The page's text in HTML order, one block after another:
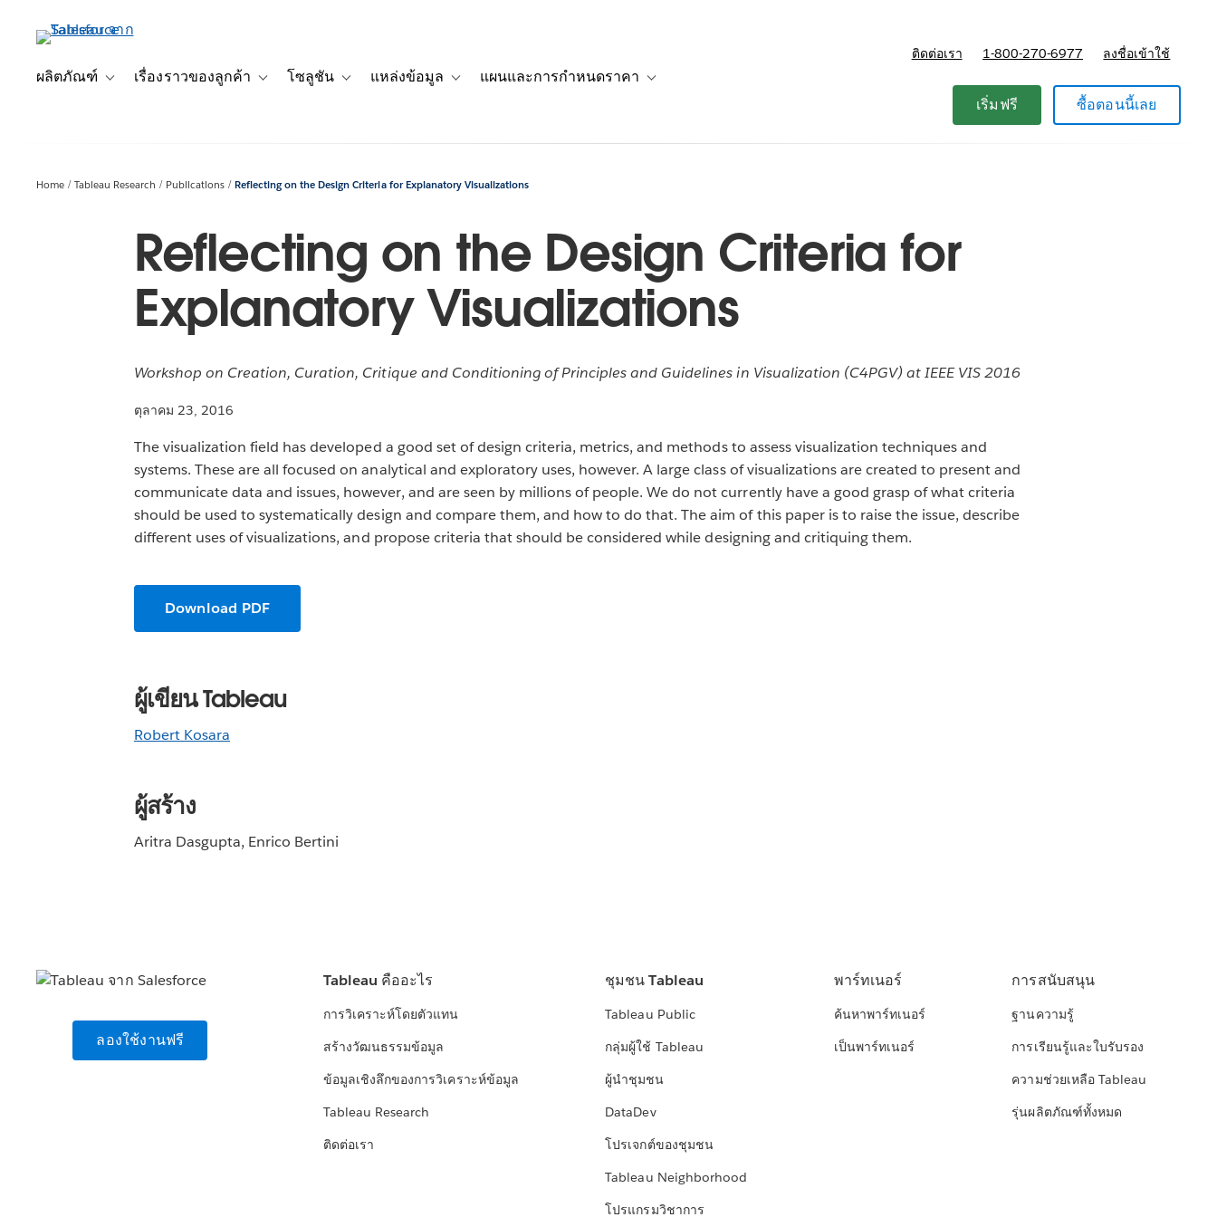
เนื้อหาผลิตภัณฑ์
Toggle sub-navigation for ผลิตภัณฑ์
เรื่องราวของลูกค้า
Toggle sub-navigation for เรื่องราวของลูกค้า
โซลูชัน
Toggle sub-navigation for โซลูชัน
แหล่งข้อมูล แผนและการกำหนดราคา
ติดต่อเรา 1-800-270-6977 ลงชื่อเข้าใช้
เริ่มฟรี ซื้อตอนนี้เลย
Home Tableau Research Publications Reflecting on the Design Criteria for Explanatory Visualizations
Reflecting on the Design Criteria for
Explanatory Visualizations
Workshop on Creation, Curation, Critique and Conditioning of Principles and Guidelines in Visualization (C4PGV) at IEEE VIS 2016
ตุลาคม 23, 2016
The visualization field has developed a good set of design criteria, metrics, and methods to assess visualization techniques and
systems. These are all focused on analytical and exploratory uses, however. A large class of visualizations are created to present and
communicate data and issues, however, and are seen by millions of people. We do not currently have a good grasp of what criteria
should be used to systematically design and compare them, and how to do that. The aim of this paper is to raise the issue, describe
different uses of visualizations, and propose criteria that should be considered while designing and critiquing them.
Download PDF
ผู้เขียน Tableau
Robert Kosara
ผู้สร้าง
Aritra Dasgupta, Enrico Bertini
ลองใช้งานฟรี
Tableau คืออะไร
การวิเคราะห์โดยตัวแทน
สร้างวัฒนธรรมข้อมูล
ข้อมูลเชิงลึกของการวิเคราะห์ข้อมูล
Tableau Research
ติดต่อเรา
ชุมชน Tableau
Tableau Public
กลุ่มผู้ใช้ Tableau
ผู้นำชุมชน
DataDev
โปรเจกต์ของชุมชน
Tableau Neighborhood
โปรแกรมวิชาการ
พาร์ทเนอร์
ค้นหาพาร์ทเนอร์
เป็นพาร์ทเนอร์
การสนับสนุน
ฐานความรู้
การเรียนรู้และใบรับรอง
ความช่วยเหลือ Tableau
รุ่นผลิตภัณฑ์ทั้งหมด